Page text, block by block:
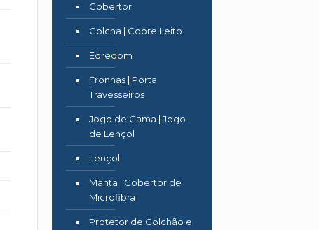
Cobertor
Colcha | Cobre Leito
Edredom
Fronhas | Porta
Travesseiros
Jogo de Cama | Jogo
de Lençol
Lençol
Manta | Cobertor de
Microfibra
Protetor de Colchão e